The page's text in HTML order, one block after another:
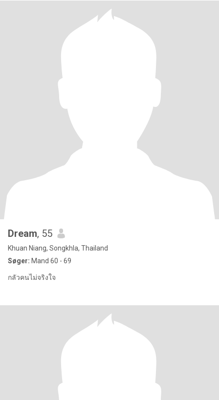
Dream, 55
Khuan Niang, Songkhla, Thailand
Søger: Mand 60 - 69
กลัวคนไม่จริงใจ